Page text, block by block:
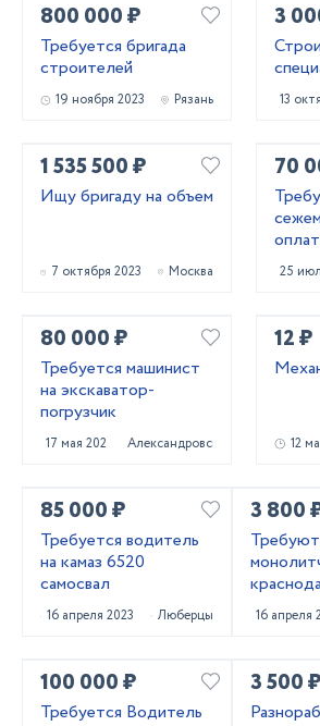
800 000 ₽
Требуется бригада
строителей
19 ноября 2023 Рязань
3
13
1 535 500 ₽
Ищу бригаду на объем
7 октября 2023 Москва
70
Требуется
25
80 000 ₽
Требуется машинист
на экскаватор-
погрузчик
17 мая 2023 Александровская
12 ₽
12
85 000 ₽
Требуется водитель
на камаз 6520
самосвал
16 апреля 2023 Люберцы
3 800
16 апреля
100 000 ₽
Требуется Водитель
3 500 ₽